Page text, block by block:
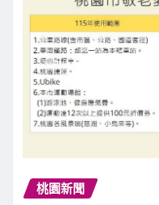
桃園新聞